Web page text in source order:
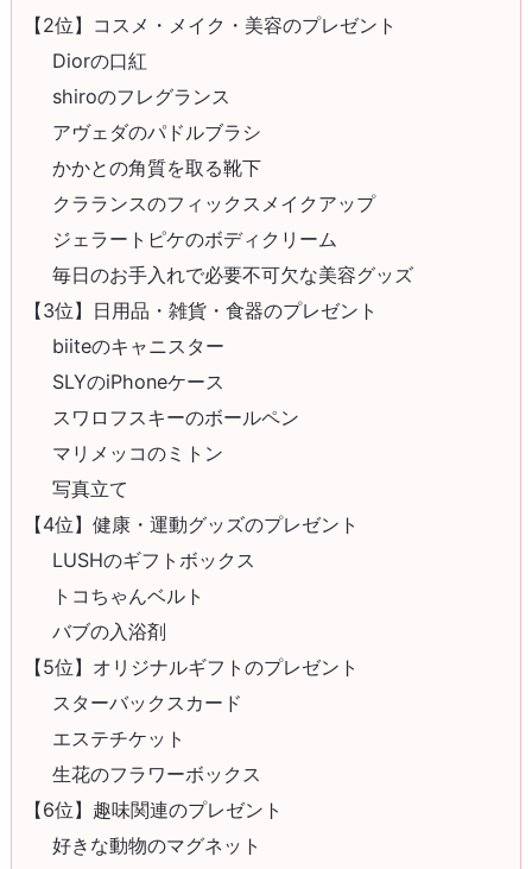
【2位】コスメ・メイク・美容のプレゼント
Diorの口紅
shiroのフレグランス
アヴェダのパドルブラシ
かかとの角質を取る靴下
クラランスのフィックスメイクアップ
ジェラートピケのボディクリーム
毎日のお手入れで必要不可欠な美容グッズ
【3位】日用品・雑貨・食器のプレゼント
biiteのキャニスター
SLYのiPhoneケース
スワロフスキーのボールペン
マリメッコのミトン
写真立て
【4位】健康・運動グッズのプレゼント
LUSHのギフトボックス
トコちゃんベルト
バブの入浴剤
【5位】オリジナルギフトのプレゼント
スターバックスカード
エステチケット
生花のフラワーボックス
【6位】趣味関連のプレゼント
好きな動物のマグネット